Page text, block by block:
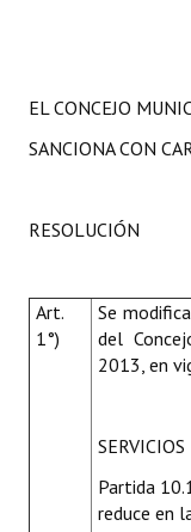
EL CONCEJO
SANCIONA CON
RESOLUCIÓN
Art.
1°)
Se
del
2013, en
SERVICIOS
Partida
reduce en